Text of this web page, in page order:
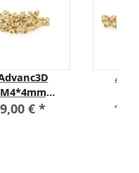
M4*4mm
9,00 € *